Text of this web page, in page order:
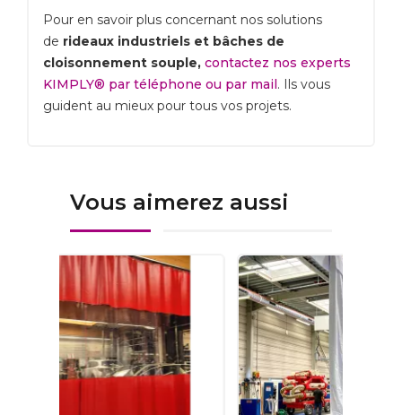
Pour en savoir plus concernant nos solutions
de rideaux industriels et bâches de
cloisonnement souple, contactez nos experts
KIMPLY® par téléphone ou par mail. Ils vous
guident au mieux pour tous vos projets.
Vous aimerez aussi